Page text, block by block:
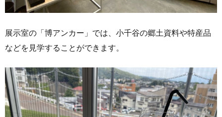
展示室の「博アンカー」では、小千谷の郷土資料や特産品
などを見学することができます。